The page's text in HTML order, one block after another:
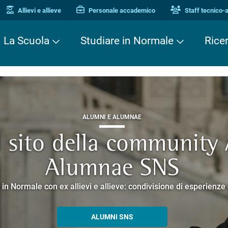
Allievi e allieve Personale accademico Staff tecnico-
La Scuola Studiare in Normale
TERZA MISSIONE
Piacere di
che racconta la ricerca e la cultura promosse dalla Scuola
ALUMNI E ALUMNAE
della community
Alumnae SNS
Normale con ex allievi e allieve: condivisione di
ALUMNI SNS
TERZA MISSIONE
Cavalieri. Una storia
guidati negli edifici storici che si affacciano su Piazza
EUROPEAN UNIVERSITIES
SCOPRI EELISA